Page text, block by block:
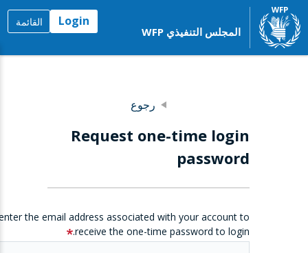
المجلس التنفيذي WFP
Login القائمة
رجوع
Request one-time login
password
the email address associated with your account to
receive the one-time password to login.